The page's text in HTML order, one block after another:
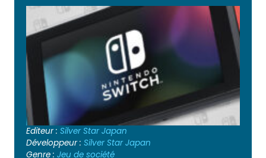
Editeur : Silver Star Japan
Développeur : Silver Star Japan
Genre : Jeu de société